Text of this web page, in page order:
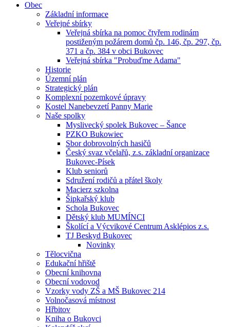
Obec
Základní informace
Veřejné sbírky
Veřejná sbírka na pomoc čtyřem rodinám
postiženým požárem domů čp. 146, čp. 297, čp.
371 a čp. 384 v obci Bukovec
Veřejná sbírka "Probuďme Adama"
Historie
Územní plán
Strategický plán
Komplexní pozemkové úpravy
Kostel Nanebevzetí Panny Marie
Naše spolky
Myslivecký spolek Bukovec – Šance
PZKO Bukowiec
Sbor dobrovolných hasičů
Český svaz včelařů, z.s. základní organizace
Bukovec-Písek
Klub seniorů
Sdružení rodičů a přátel školy
Macierz szkolna
Šipkařský klub
Schola Bukovec
Dětský klub MUMÍNCI
Školící a Výcvikové Centrum Asklépios z.s.
TJ Beskyd Bukovec
Novinky
Tělocvična
Edukační hřiště
Obecní knihovna
Obecní vodovod
Vzorky vody ZŠ a MŠ Bukovec 214
Volnočasová místnost
Hřbitov
Kniha o Bukovci